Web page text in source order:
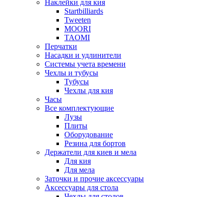
Наклейки для кия
Startbilliards
Tweeten
MOORI
TAOMI
Перчатки
Насадки и удлинители
Системы учета времени
Чехлы и тубусы
Тубусы
Чехлы для кия
Часы
Все комплектующие
Лузы
Плиты
Оборудование
Резина для бортов
Держатели для киев и мела
Для кия
Для мела
Заточки и прочие аксессуары
Аксессуары для стола